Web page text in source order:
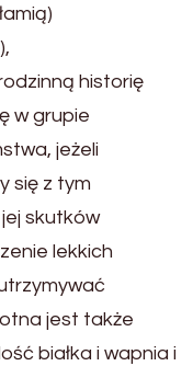
historię
w grupie
jeżeli
się z tym
skutków
lekkich
jest także
białka i wapnia i